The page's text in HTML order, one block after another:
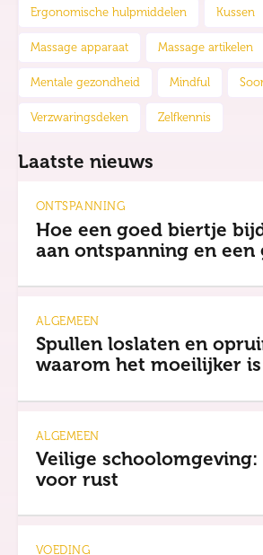
Ergonomische hulpmiddelen Kussen
Massage apparaat Massage artikelen
Mentale gezondheid Mindful
Verzwaringsdeken Zelfkennis
Laatste nieuws
ONTSPANNING
Hoe een goed biertje
aan ontspanning en een
ALGEMEEN
Spullen loslaten en
waarom het moeilijker
ALGEMEEN
Veilige schoolomgeving:
voor rust
VOEDING